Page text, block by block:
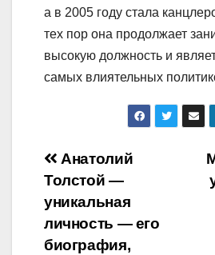
а в 2005 году стала
тех пор она продолжает
высокую должность и
самых влиятельных
Навигация
по
записям
Анатолий
Толстой —
уникальная
личность — его
биография,